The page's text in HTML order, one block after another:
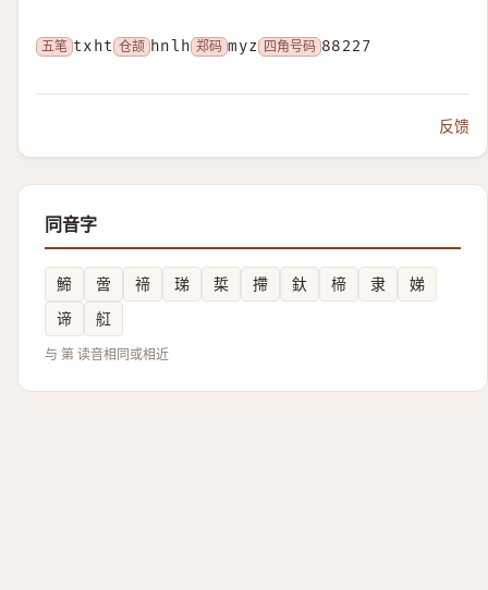
五笔 txht 仓颉 hnlh 郑码 myz 四角号码 88227
反馈
同音字
䱱 啻 禘 珶 梊 摕 釱 楴 隶
娣
谛
䑭
与 第 读音相同或相近